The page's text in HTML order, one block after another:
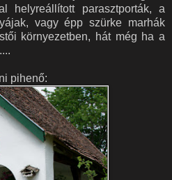
helyreállított parasztporták, a
vagy épp szürke marhák
környezetben, hát még ha a
pihenő: